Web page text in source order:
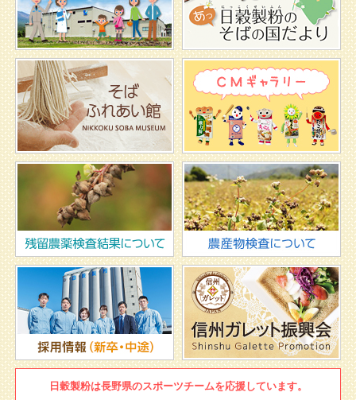
日穀製粉は長野県のスポーツチームを応援しています。